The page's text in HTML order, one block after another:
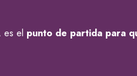
es el punto de partida para